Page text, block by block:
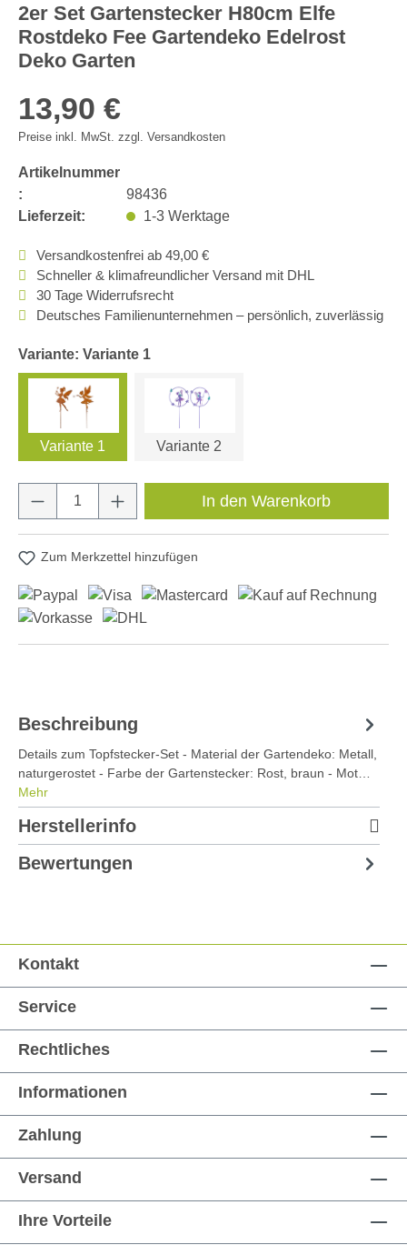
2er Set Gartenstecker H80cm Elfe
Rostdeko Fee Gartendeko Edelrost
Deko Garten
13,90 €
Preise inkl. MwSt. zzgl. Versandkosten
Artikelnummer
:
98436
Lieferzeit:
1-3 Werktage
Versandkostenfrei ab 49,00 €
Schneller & klimafreundlicher Versand mit DHL
30 Tage Widerrufsrecht
Deutsches Familienunternehmen – persönlich, zuverlässig
Variante: Variante 1
Variante 1 Variante 2
Produkt Anzahl: Gib den gewünschten
In den Warenkorb
Zum Merkzettel hinzufügen
Beschreibung
Details zum Topfstecker-Set - Material der Gartendeko: Metall,
naturgerostet - Farbe der Gartenstecker: Rost, braun - Mot…
Mehr
Herstellerinfo
Bewertungen
Kontakt
Service
Rechtliches
Informationen
Zahlung
Versand
Ihre Vorteile